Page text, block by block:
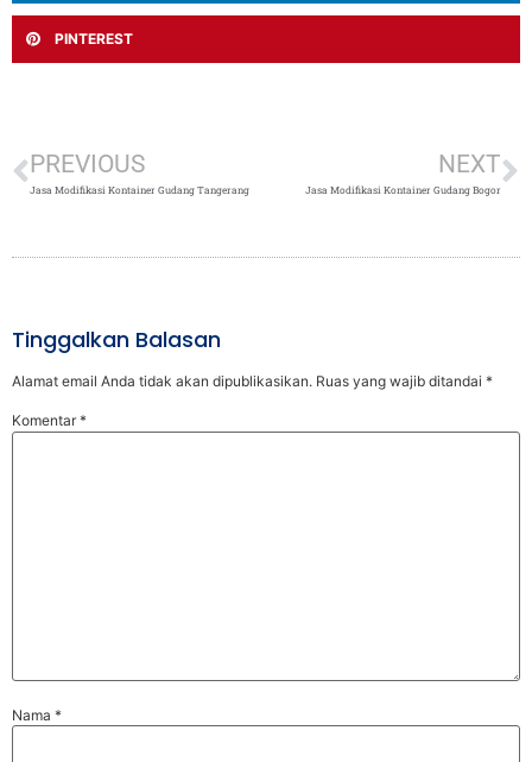
PINTEREST
PREVIOUS
Jasa Modifikasi Kontainer Gudang Tangerang
NEXT
Jasa Modifikasi Kontainer Gudang Bogor
Tinggalkan Balasan
Alamat email Anda tidak akan dipublikasikan. Ruas yang wajib ditandai *
Komentar*
Nama *